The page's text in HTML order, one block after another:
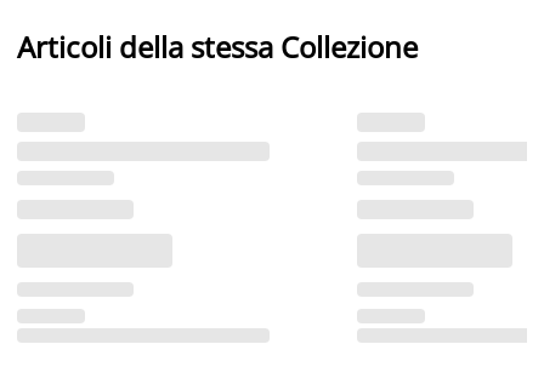
Articoli della stessa Collezione